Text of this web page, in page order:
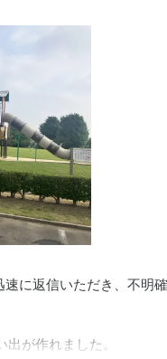
に返信いただき、不明
が作れました。